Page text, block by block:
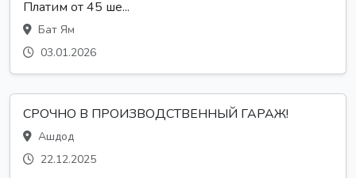
Платим от 45 ше...
Бат Ям
03.01.2026
СРОЧНО В ПРОИЗВОДСТВЕННЫЙ ГАРАЖ!
Ашдод
22.12.2025